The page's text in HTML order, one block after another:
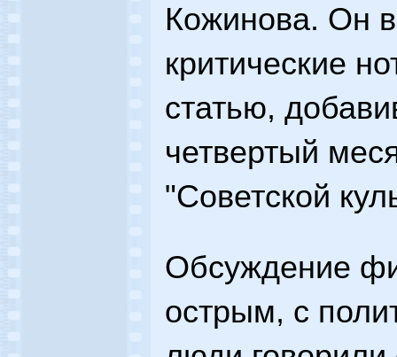
Кожинова. Он
критические
статью,
четвертый
"Советской
Обсуждение
острым, с